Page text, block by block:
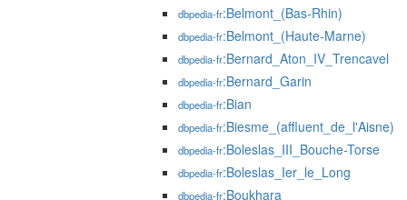
dbpedia-fr:Belmont_(Bas-Rhin)
dbpedia-fr:Belmont_(Haute-Marne)
dbpedia-fr:Bernard_Aton_IV_Trencavel
dbpedia-fr:Bernard_Garin
dbpedia-fr:Bian
dbpedia-fr:Biesme_(affluent_de_l'Aisne)
dbpedia-fr:Boleslas_III_Bouche-Torse
dbpedia-fr:Boleslas_Ier_le_Long
dbpedia-fr:Boukhara